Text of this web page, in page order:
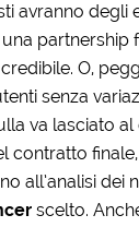
avranno degli
partnership
O,
senza
va lasciato
contratto
all’analisi dei
scelto.